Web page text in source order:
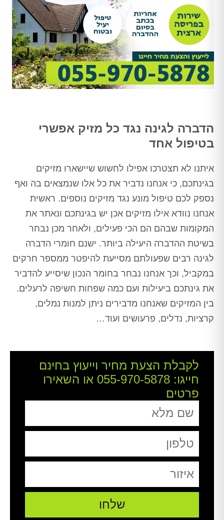
הדברה לגינה נגד כל מזיק אפשרי
בטיפול אחד
איתנו לא תצטרכו אפילו לחשוש שיישארו מזיקים
בגינתכם, כי אנחנו נדביר את כל אלו שנמצאים בה ואף
נספק לכם טיפול מונע נגד מזיקים נוספים. ראשית
אנחנו נוודא אילו מזיקים אכן יש בגינתכם ונאתר את
המקומות שבהם הם הכי פעילים, ולאחר מכן נבחר
בשיטת ההדברה היעילה ביותר. ישנם חומרי הדברה
לגינה רבים שפעולתם מסייעת להיפטר ממספר חרקים
במקביל, וכך אנחנו נבחר בחומר הנכון שיסייע להדביר
את גינתכם ביעילות ועם כמה שפחות חשיפה לרעלים.
בין המזיקים שאנחנו מדבירים ניתן למנות נמלים,
קרציות, נדלים, פרעושים ועוד…
לקבלת הצעת מחיר וייעוץ בחינם
חייגו: 055-970-5878 או השאירו
פרטים